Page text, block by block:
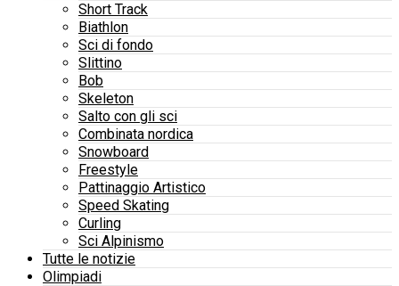
Short Track
Biathlon
Sci di fondo
Slittino
Bob
Skeleton
Salto con gli sci
Combinata nordica
Snowboard
Freestyle
Pattinaggio Artistico
Speed Skating
Curling
Sci Alpinismo
Tutte le notizie
Olimpiadi